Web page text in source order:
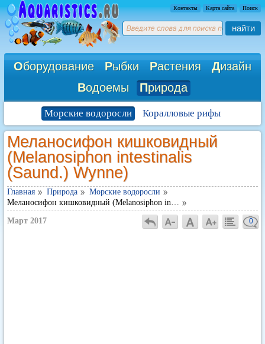
Контакты Карта сайта Поиск
найти
Оборудование Рыбки Растения Дизайн
Водоемы Природа
Морские водоросли Коралловые рифы
Меланосифон кишковидный
(Melanosiphon intestinalis
(Saund.) Wynne)
Главная Природа
Морские водоросли
Меланосифон кишковидный (Melanosiphon in…
Март 2017 0